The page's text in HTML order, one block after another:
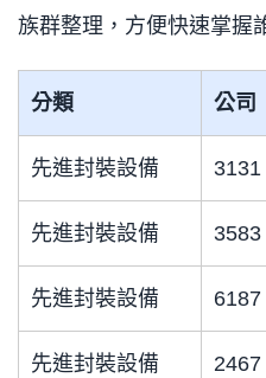
族群整理，方便快速掌握
分類 公司
先進封裝設備
先進封裝設備
先進封裝設備 6187
先進封裝設備